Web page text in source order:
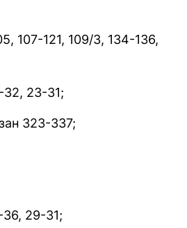
107-121, 109/3, 134-136,
23-31;
323-337;
29-31;